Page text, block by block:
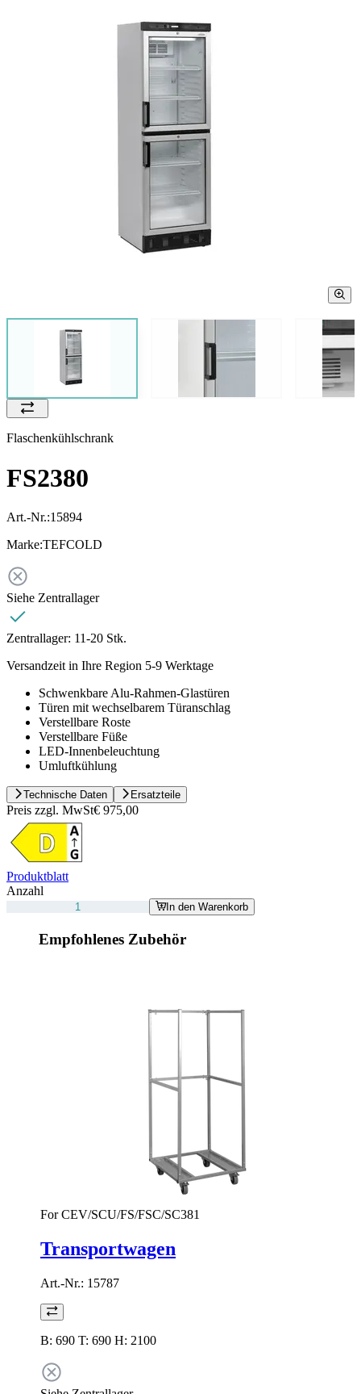
Flaschenkühlschrank
FS2380
Art.-Nr.:15894
Marke:TEFCOLD
Siehe Zentrallager
Zentrallager: 11-20 Stk.
Versandzeit in Ihre Region 5-9 Werktage
Schwenkbare Alu-Rahmen-Glastüren
Türen mit wechselbarem Türanschlag
Verstellbare Roste
Verstellbare Füße
LED-Innenbeleuchtung
Umluftkühlung
Technische Daten Ersatzteile
Preis zzgl. MwSt€ 975,00
Produktblatt
Anzahl
In den Warenkorb
Empfohlenes Zubehör
For CEV/SCU/FS/FSC/SC381
Transportwagen
Art.-Nr.: 15787
B: 690 T: 690 H: 2100